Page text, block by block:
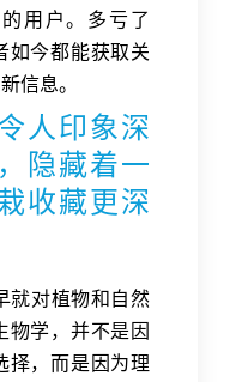
用户。多亏了
如今都能获取关
信息。
人印象深
隐藏着一
收藏更深
就对植物和自然
物学，并不是因
择，而是因为理